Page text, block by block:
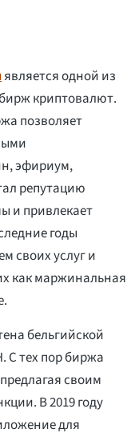
является одной из
криптовалют.
позволяет
эфириум,
репутацию
и привлекает
годы
своих услуг и
как маржинальная
бельгийской
С тех пор биржа
своим
В 2019 году
для